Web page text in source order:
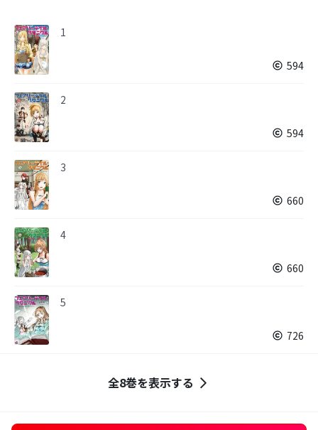
1
594
2
594
3
660
4
660
5
726
全8巻を表示する